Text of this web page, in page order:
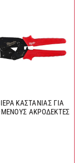
ΚΑΣΤΑΝΙΑΣ ΓΙΑ
ΑΚΡΟΔΕΚΤΕΣ